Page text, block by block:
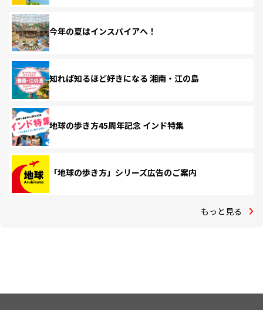
今年の夏はインスパイアへ！
知れば知るほど好きになる 湘南・江の島
地球の歩き方45周年記念 インド特集
「地球の歩き方」シリーズ広告のご案内
もっと見る